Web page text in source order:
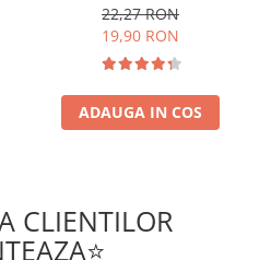
22,27 RON
19,90 RON
ADAUGA IN COS
CLIENTILOR